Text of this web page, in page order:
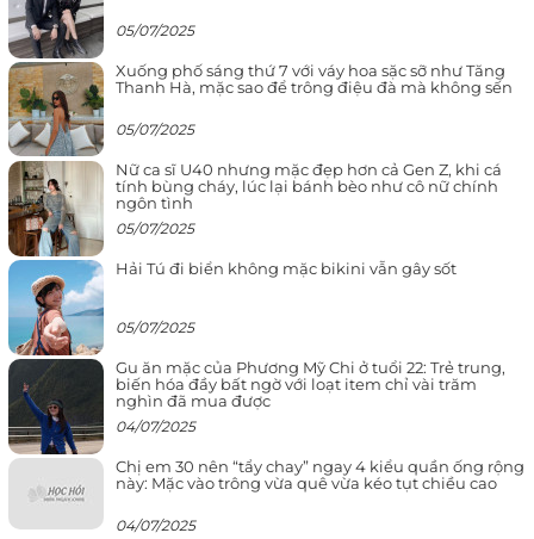
05/07/2025
Xuống phố sáng thứ 7 với váy hoa sặc sỡ như Tăng
Thanh Hà, mặc sao để trông điệu đà mà không sến
05/07/2025
Nữ ca sĩ U40 nhưng mặc đẹp hơn cả Gen Z, khi cá
tính bùng cháy, lúc lại bánh bèo như cô nữ chính
ngôn tình
05/07/2025
Hải Tú đi biển không mặc bikini vẫn gây sốt
05/07/2025
Gu ăn mặc của Phương Mỹ Chi ở tuổi 22: Trẻ trung,
biến hóa đầy bất ngờ với loạt item chỉ vài trăm
nghìn đã mua được
04/07/2025
Chị em 30 nên “tẩy chay” ngay 4 kiểu quần ống rộng
này: Mặc vào trông vừa quê vừa kéo tụt chiều cao
04/07/2025